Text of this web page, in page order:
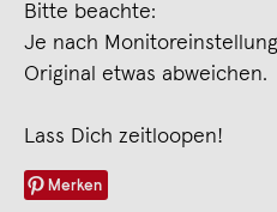
Bitte beachte:
Je nach
Original etwas abweichen.
Lass Dich zeitloopen!
Merken